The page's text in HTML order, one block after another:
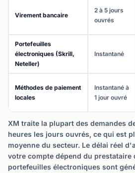
Virement bancaire
2 à 5 jours
ouvrés
Portefeuilles
électroniques (Skrill,
Neteller)
Instantané
Méthodes de paiement
locales
Instantané à
1 jour ouvré
XM traite la plupart des demandes
heures les jours ouvrés, ce qui est
moyenne du secteur. Le délai réel
votre compte dépend du prestataire
portefeuilles électroniques sont